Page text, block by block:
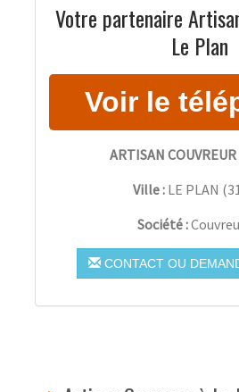
Votre partenaire
Le Plan
ARTISAN
Ville : LE PLAN (
Société :
CONTACT OU